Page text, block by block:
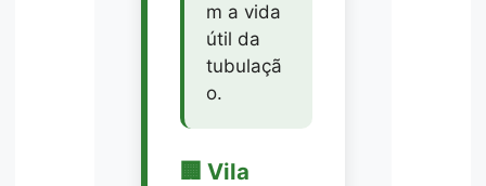
m a vida
útil da
tubulaçã
o.
🏢 Vila